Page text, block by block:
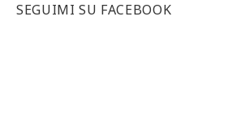
SEGUIMI SU FACEBOOK